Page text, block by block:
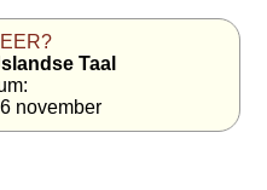
Taal
november